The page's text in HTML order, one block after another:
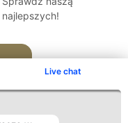
Live chat